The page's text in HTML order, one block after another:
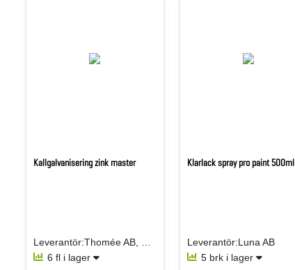
Kallgalvanisering zink master
Leverantör:Thomée AB, Edw. H
6 fl i lager
Klarlack spray pro paint 500ml
Leverantör:Luna AB
5 brk i lager